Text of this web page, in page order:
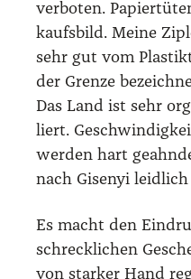
ver­bo­ten.
kaufs­bild. Mei­ne
sehr gut vom
der Gren­ze
Das Land ist sehr
liert.
wer­den hart
nach Gise­nyi
Es macht den
schreck­li­chen
von star­ker Hand